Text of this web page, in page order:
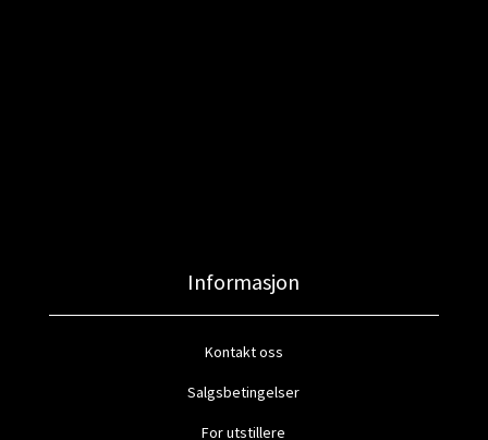
Informasjon
Kontakt oss
Salgsbetingelser
For utstillere